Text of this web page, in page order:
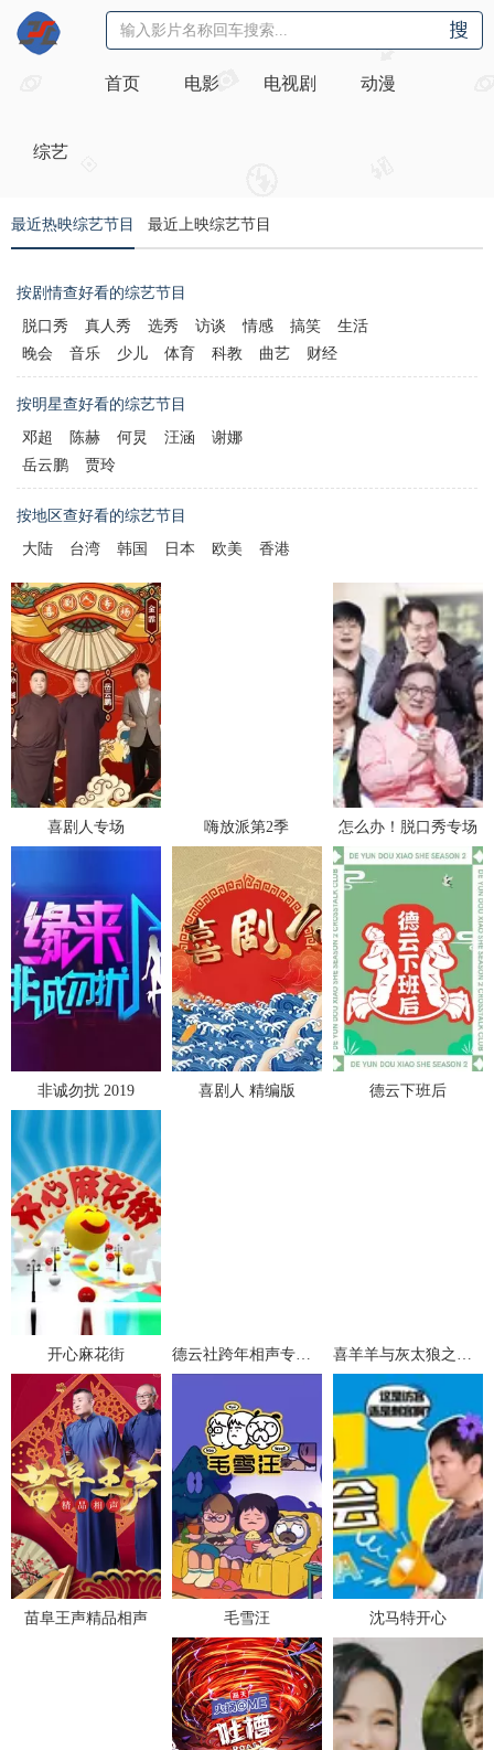
首页 电影 电视剧 动漫
综艺
最近热映综艺节目 最近上映综艺节目
按剧情查好看的综艺节目
脱口秀
真人秀 选秀 访谈 情感 搞笑
生活
晚会
音乐 少儿 体育 科教 曲艺 财经
按明星查好看的综艺节目
邓超
陈赫 何炅 汪涵
谢娜
岳云鹏
贾玲
按地区查好看的综艺节目
大陆
台湾 韩国 日本 欧美 香港
喜剧人专场 嗨放派第2季 怎么办！脱口秀专场
非诚勿扰 2019 喜剧人 精编版 德云下班后
开心麻花街 德云社跨年相声专场北展站 2021
苗阜王声精品相声 毛雪汪 沈马特开心